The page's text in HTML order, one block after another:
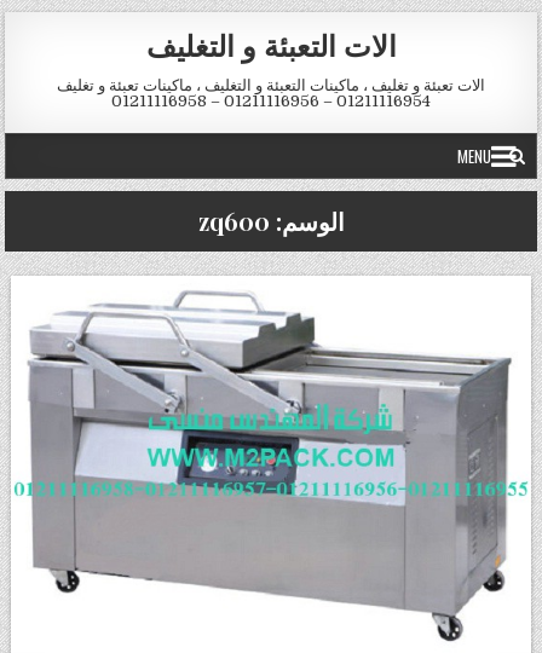
Skip to content
الات التعبئة و التغليف
الات تعبئة و تغليف ، ماكينات التعبئة و التغليف ، ماكينات تعبئة و تغليف
01211116954 – 01211116956 – 01211116958
MENU
الوسم: zq600